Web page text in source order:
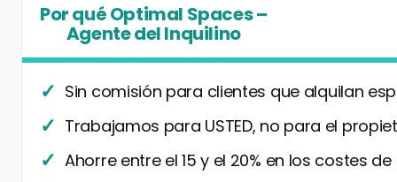
Por qué Optimal Spaces –
Agente del Inquilino
Sin comisión para clientes que alquilan
Trabajamos para USTED, no para el
Ahorre entre el 15 y el 20% en los costes